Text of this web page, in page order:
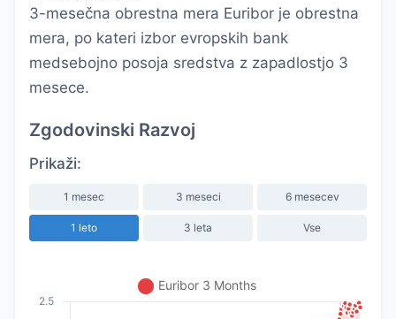
3-mesečna obrestna mera Euribor je obrestna
mera, po kateri izbor evropskih bank
medsebojno posoja sredstva z zapadlostjo 3
mesece.
Zgodovinski Razvoj
Prikaži:
1 mesec 3 meseci 6 mesecev
1 leto 3 leta Vse